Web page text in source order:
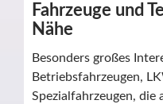
Fahrzeuge und
Nähe
Besonders großes
Betriebsfahrzeugen,
Spezialfahrzeugen, die